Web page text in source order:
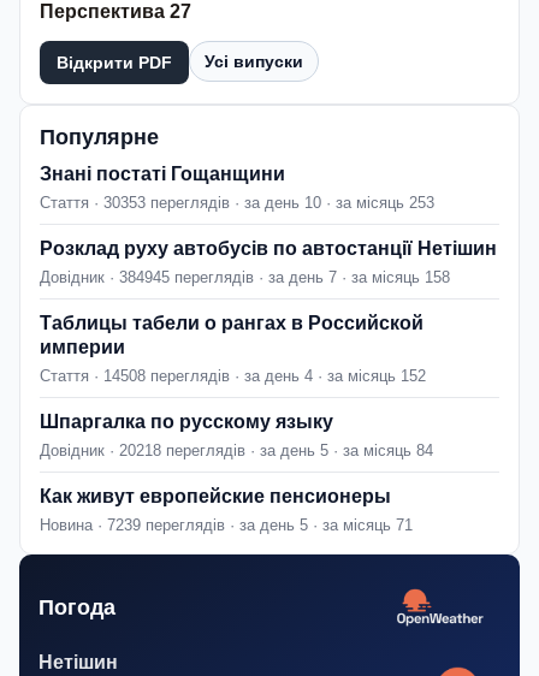
Перспектива 27
Відкрити PDF Усі випуски
Популярне
Знані постаті Гощанщини
Стаття · 30353 переглядів · за день 10 · за місяць 253
Розклад руху автобусів по автостанції Нетішин
Довідник · 384945 переглядів · за день 7 · за місяць 158
Таблицы табели о рангах в Российской
империи
Стаття · 14508 переглядів · за день 4 · за місяць 152
Шпаргалка по русскому языку
Довідник · 20218 переглядів · за день 5 · за місяць 84
Как живут европейские пенсионеры
Новина · 7239 переглядів · за день 5 · за місяць 71
Погода
Нетішин